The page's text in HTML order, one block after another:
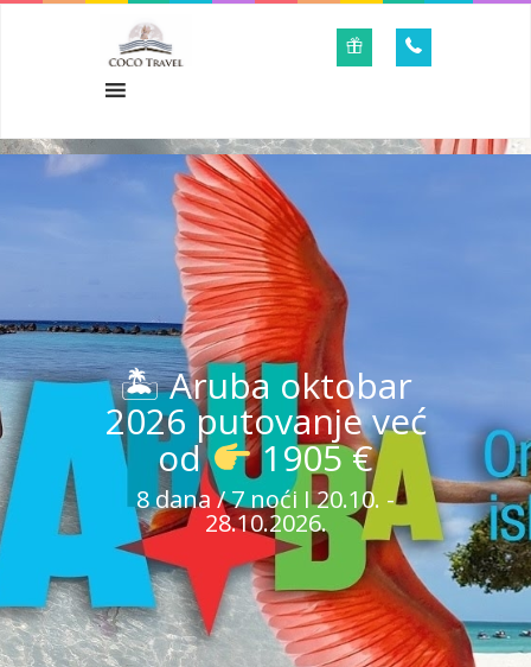
🏝 Aruba oktobar
2026 putovanje već
od 1905 €
8 dana / 7 noći I 20.10. -
28.10.2026.